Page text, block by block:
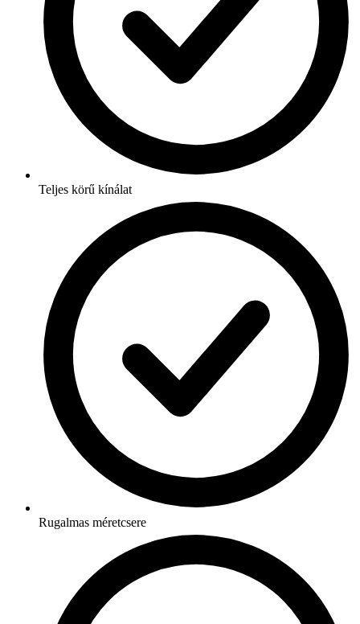
Teljes körű kínálat
Rugalmas méretcsere